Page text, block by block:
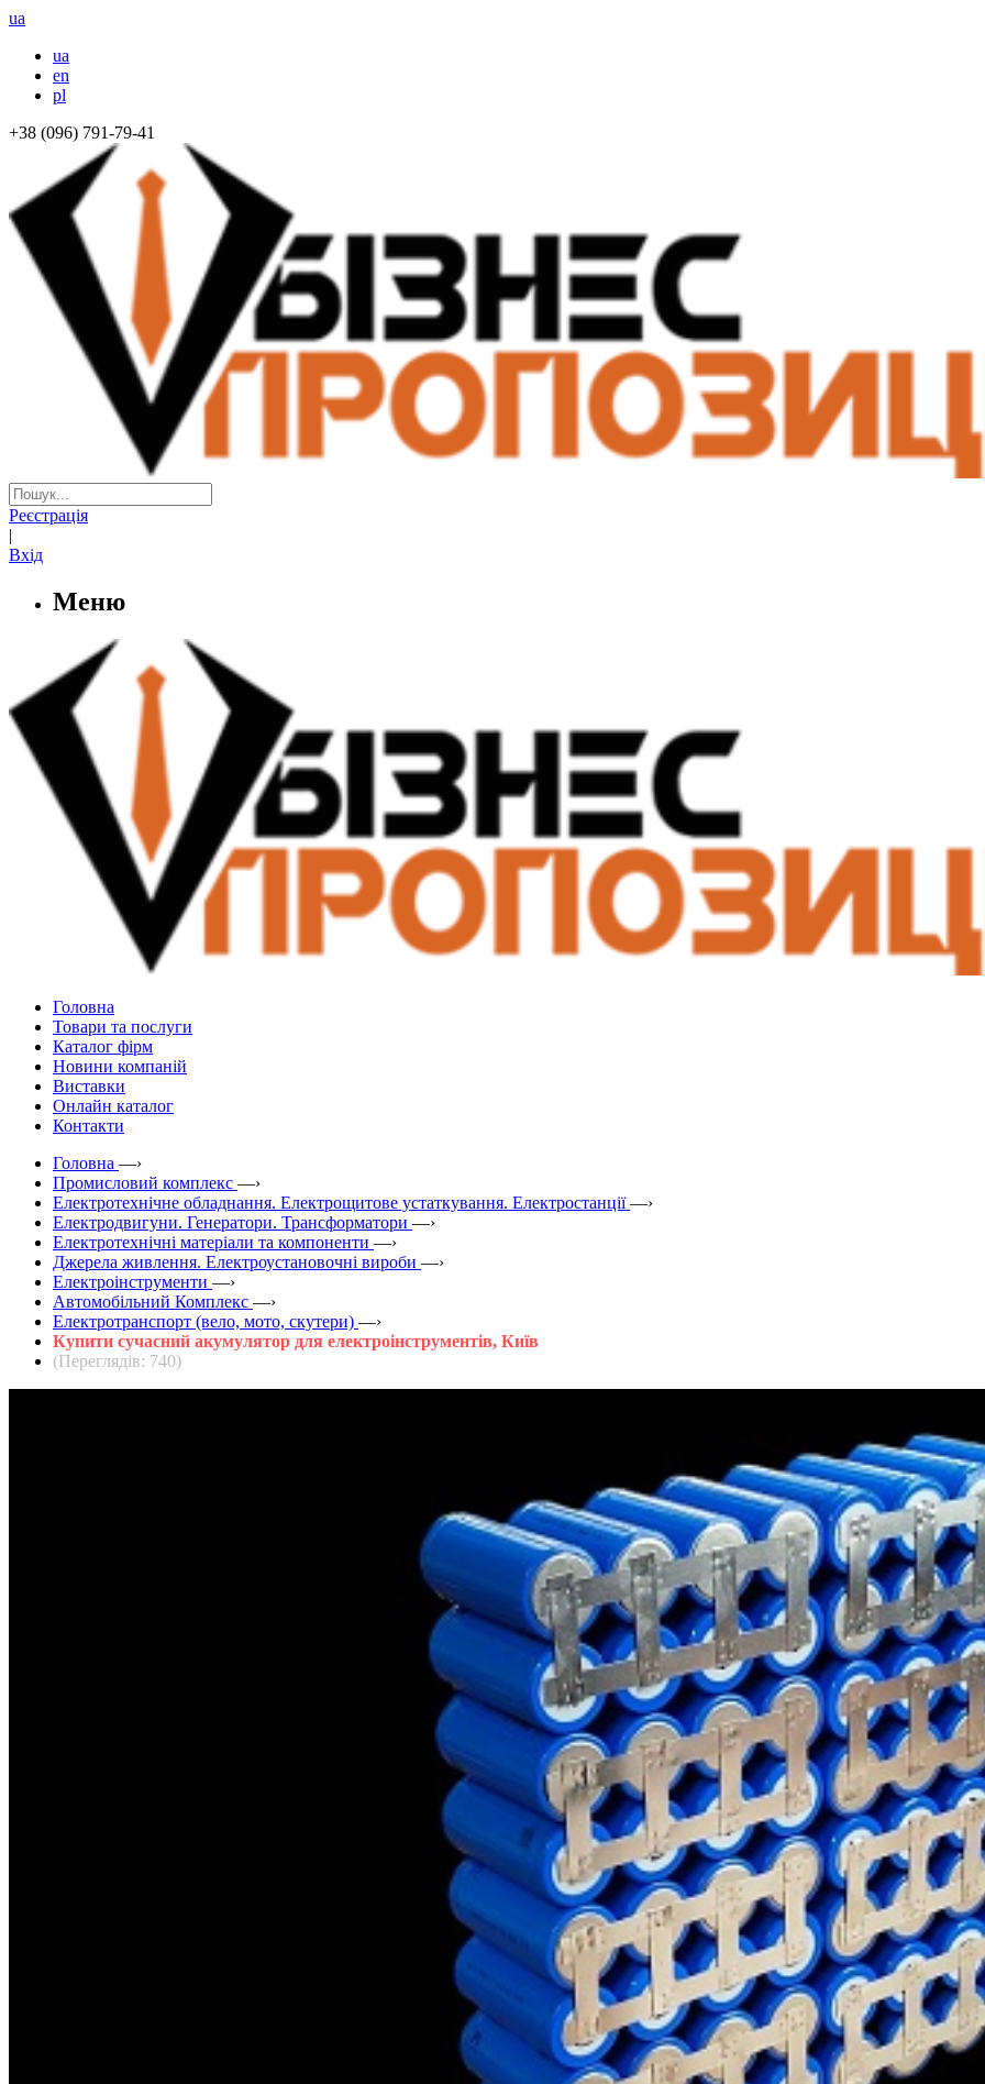
ua
ua
en
pl
+38 (096) 791-79-41
Реєстрація
|
Вхід
Меню
Головна
Товари та послуги
Каталог фірм
Новини компаній
Виставки
Онлайн каталог
Контакти
Головна —›
Промисловий комплекс —›
Електротехнічне обладнання. Електрощитове устаткування. Електростанції —›
Електродвигуни. Генератори. Трансформатори —›
Електротехнічні матеріали та компоненти —›
Джерела живлення. Електроустановочні вироби —›
Електроінструменти —›
Автомобільний Комплекс —›
Електротранспорт (вело, мото, скутери) —›
Купити сучасний акумулятор для електроінструментів, Київ
(Переглядів: 740)